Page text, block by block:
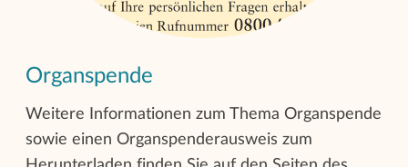
Organspende
Weitere Informationen zum Thema Organspende
sowie einen Organspenderausweis zum